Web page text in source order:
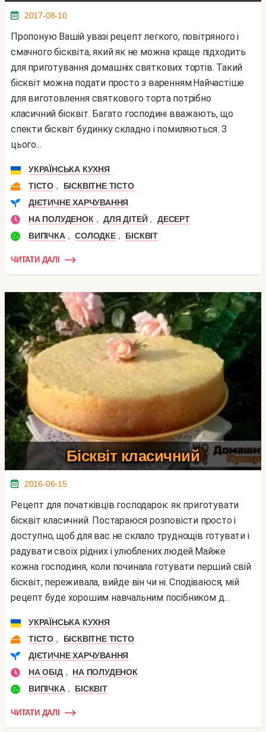
2017-08-10
Пропоную Вашій увазі рецепт легкого, повітряного і
смачного бісквіта, який як не можна краще підходить
для приготування домашніх святкових тортів. Такий
бісквіт можна подати просто з варенням.Найчастіше
для виготовлення святкового торта потрібно
класичний бісквіт. Багато господині вважають, що
спекти бісквіт будинку складно і помиляються. З
цього...
УКРАЇНСЬКА КУХНЯ
ТІСТО ,
БІСКВІТНЕ ТІСТО
ДІЄТИЧНЕ ХАРЧУВАННЯ
НА ПОЛУДЕНОК , ДЛЯ ДІТЕЙ ,
ДЕСЕРТ
ВИПІЧКА , СОЛОДКЕ , БІСКВІТ
ЧИТАТИ ДАЛІ
Бісквіт класичний
2016-06-15
Рецепт для початківців господарок: як приготувати
бісквіт класичний. Постараюся розповісти просто і
доступно, щоб для вас не склало труднощів готувати і
радувати своїх рідних і улюблених людей.Майже
кожна господиня, коли починала готувати перший свій
бісквіт, переживала, вийде він чи ні. Сподіваюся, мій
рецепт буде хорошим навчальним посібником д...
УКРАЇНСЬКА КУХНЯ
ТІСТО ,
БІСКВІТНЕ ТІСТО
ДІЄТИЧНЕ ХАРЧУВАННЯ
НА ОБІД ,
НА ПОЛУДЕНОК
ВИПІЧКА , БІСКВІТ
ЧИТАТИ ДАЛІ